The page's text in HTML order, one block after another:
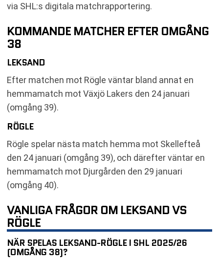
via SHL:s digitala matchrapportering.
KOMMANDE MATCHER EFTER OMGÅNG
38
LEKSAND
Efter matchen mot Rögle väntar bland annat en
hemmamatch mot Växjö Lakers den 24 januari
(omgång 39).
RÖGLE
Rögle spelar nästa match hemma mot Skellefteå
den 24 januari (omgång 39), och därefter väntar en
hemmamatch mot Djurgården den 29 januari
(omgång 40).
VANLIGA FRÅGOR OM LEKSAND VS
RÖGLE
NÄR SPELAS LEKSAND-RÖGLE I SHL 2025/26
(OMGÅNG 38)?